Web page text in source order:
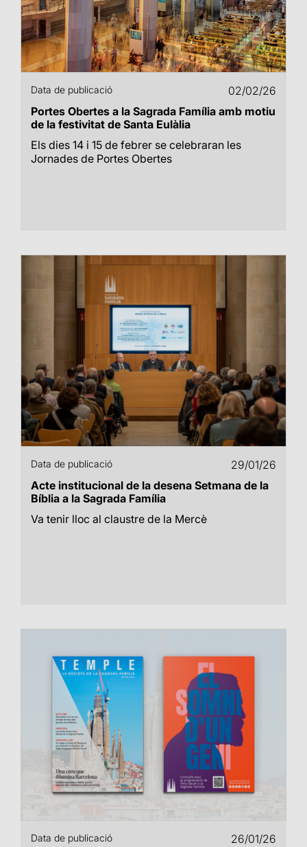
Data de publicació
02/02/26
Portes Obertes a la Sagrada Família amb motiu
de la festivitat de Santa Eulàlia
Els dies 14 i 15 de febrer se celebraran les
Jornades de Portes Obertes
Data de publicació
29/01/26
Acte institucional de la desena Setmana de la
Bíblia a la Sagrada Família
Va tenir lloc al claustre de la Mercè
Data de publicació 26/01/26